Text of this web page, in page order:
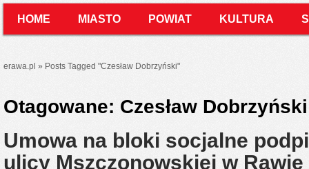
HOME MIASTO POWIAT KULTURA
erawa.pl » Posts Tagged "Czesław Dobrzyński"
Otagowane: Czesław Dobrzyński
Umowa na bloki socjalne
ulicy Mszczonowskiej w